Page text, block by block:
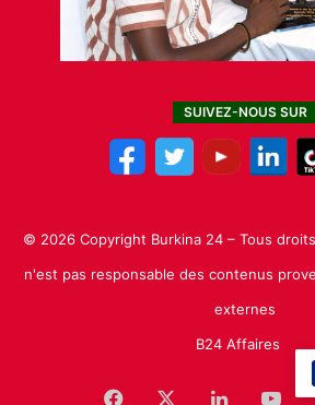
SUIVEZ-NOUS SUR
© 2026 Copyright Burkina 24 – Tous
n'est pas responsable des contenus
externes
B24 Affaires
Facebook Linkedin